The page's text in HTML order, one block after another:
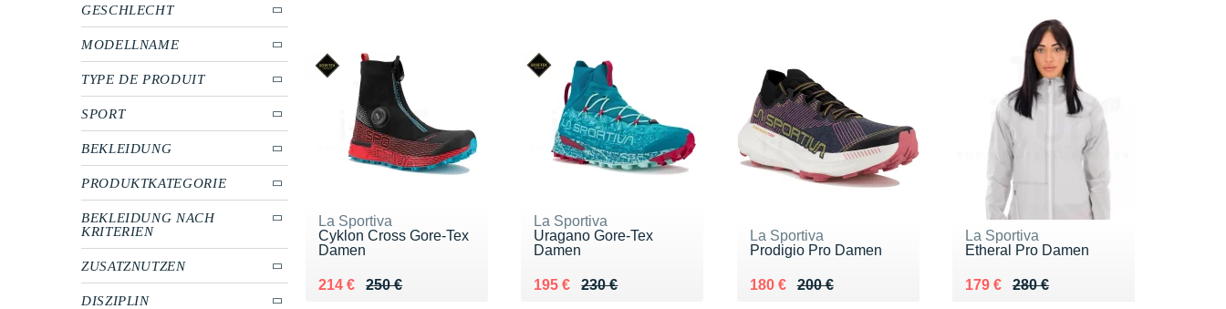
GESCHLECHT
MODELLNAME
TYPE DE PRODUIT
SPORT
BEKLEIDUNG
PRODUKTKATEGORIE
BEKLEIDUNG NACH
KRITERIEN
ZUSATZNUTZEN
DISZIPLIN
Preis aufsteigend
La Sportiva
Cyklon Cross Gore-Tex
Damen
250 €
Au lieu de 250 €
214 €
Vendu 214 €
La Sportiva
Uragano Gore-Tex
Damen
230 €
Au lieu de 230 €
195 €
Vendu 195 €
La Sportiva
Prodigio Pro Damen
200 €
Au lieu de 200 €
180 €
Vendu 180 €
La Sportiva
Etheral Pro Damen
280 €
Au lieu de 280 €
179 €
Vendu 179 €